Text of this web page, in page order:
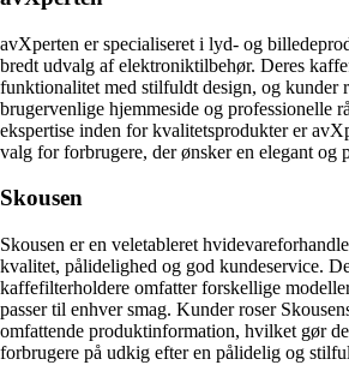
avXperten er specialiseret i lyd- og
bredt udvalg af elektroniktilbehør. Deres
funktionalitet med stilfuldt design, og kunder
brugervenlige hjemmeside og professionelle
ekspertise inden for kvalitetsprodukter er
valg for forbrugere, der ønsker en elegant og
Skousen
Skousen er en veletableret
kvalitet, pålidelighed og god kundeservice.
kaffefilterholdere omfatter forskellige
passer til enhver smag. Kunder roser
omfattende produktinformation, hvilket gør
forbrugere på udkig efter en pålidelig og